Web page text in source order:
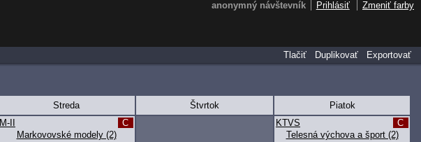
Streda Štvrtok
Piatok
Markovovské modely (2)
M-II
C
Telesná výchova a šport (2)
KTVS C
Tlačiť
Duplikovať Exportovať
anonymný návštevník Prihlásiť Zmeniť farby